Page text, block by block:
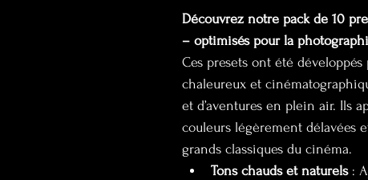
Découvrez notre pack de 10
– optimisés pour la
Ces presets ont été
chaleureux et
et d’aventures en plein air. Ils
couleurs légèrement délavées
grands classiques du cinéma.
Tons chauds et naturels :